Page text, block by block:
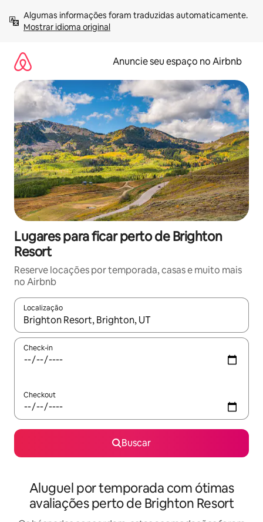
para
Mostrar idioma original
Anuncie seu espaço no Airbnb
Lugares para ficar perto de Brighton
Resort
Reserve locações por temporada, casas e muito mais
no Airbnb
Localização
Quando os resultados estiverem disponíveis, explore-os
Check-in
Checkout
Buscar
Aluguel por temporada com ótimas
avaliações perto de Brighton Resort